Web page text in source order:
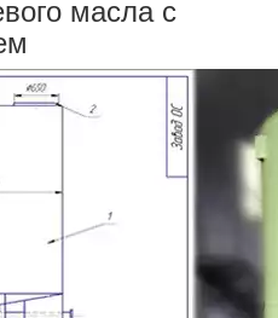
масла с